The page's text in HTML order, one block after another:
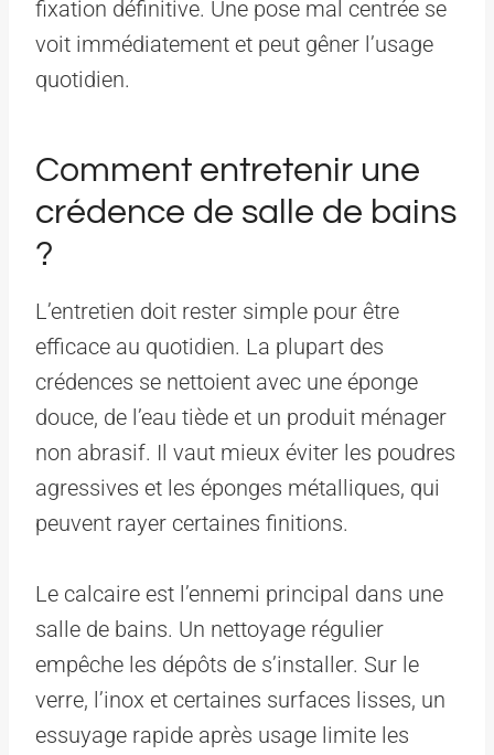
fixation définitive. Une pose mal centrée se
voit immédiatement et peut gêner l’usage
quotidien.
Comment entretenir une
crédence de salle de bains
?
L’entretien doit rester simple pour être
efficace au quotidien. La plupart des
crédences se nettoient avec une éponge
douce, de l’eau tiède et un produit ménager
non abrasif. Il vaut mieux éviter les poudres
agressives et les éponges métalliques, qui
peuvent rayer certaines finitions.
Le calcaire est l’ennemi principal dans une
salle de bains. Un nettoyage régulier
empêche les dépôts de s’installer. Sur le
verre, l’inox et certaines surfaces lisses, un
essuyage rapide après usage limite les